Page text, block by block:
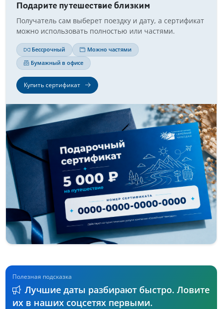
Подарите путешествие близким
Получатель сам выберет поездку и дату, а сертификат
можно использовать полностью или частями.
Бессрочный
Можно частями
Бумажный в офисе
Купить сертификат
Полезная подсказка
Лучшие даты разбирают быстро. Ловите
их в наших соцсетях первыми.